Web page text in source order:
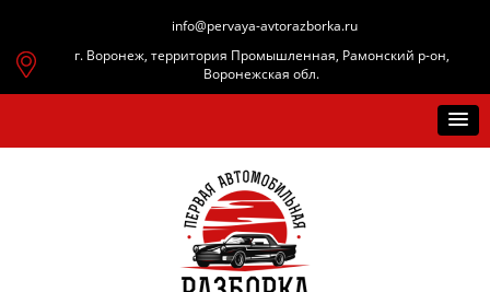
info@pervaya-avtorazborka.ru
г. Воронеж, территория Промышленная, Рамонский р-он,
Воронежская обл.